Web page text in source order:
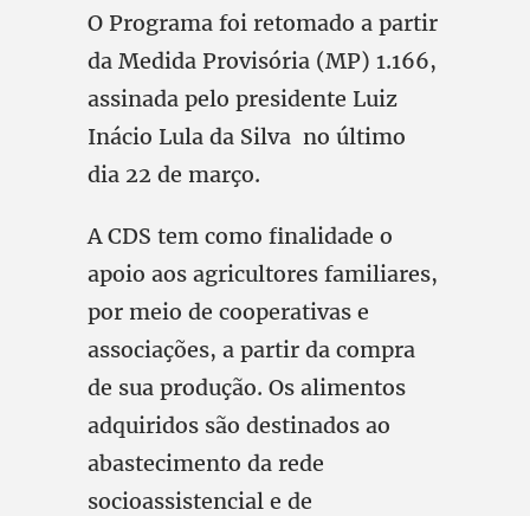
O Programa foi retomado a partir
da Medida Provisória (MP) 1.166,
assinada pelo presidente Luiz
Inácio Lula da Silva no último
dia 22 de março.
A CDS tem como finalidade o
apoio aos agricultores familiares,
por meio de cooperativas e
associações, a partir da compra
de sua produção. Os alimentos
adquiridos são destinados ao
abastecimento da rede
socioassistencial e de